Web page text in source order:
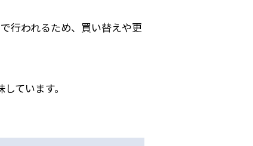
行われるため、買い替えや更
ています。